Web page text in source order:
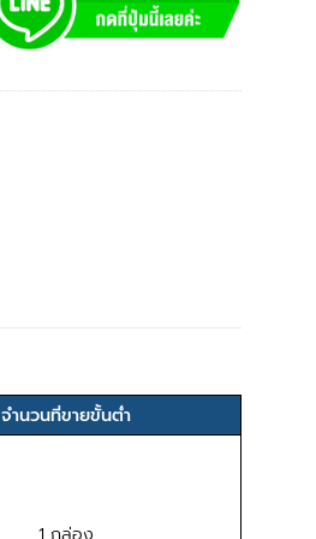
จำนวนที่ขายขั้นต่ำ